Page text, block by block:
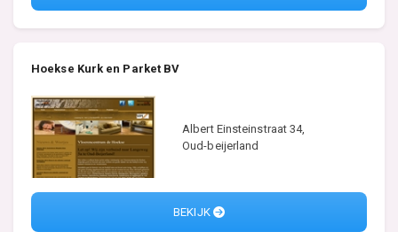
Hoekse Kurk en Parket BV
Albert Einsteinstraat 34,
Oud-beijerland
BEKIJK